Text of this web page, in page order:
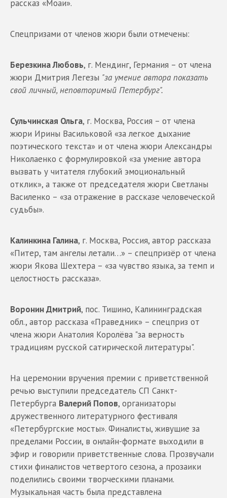
рассказ «Моаи».
Спецпризами от членов жюри были отмечены:
Березкина Любовь, г. Мендинг, Германия – от члена
жюри Дмитрия Легезы "за умение автора показать
свой личный, неповторимый Петербург".
Сульчинская Ольга, г. Москва, Россия – от члена
жюри Ирины Васильковой «за легкое дыхание
поэтического текста» и от члена жюри Александры
Николаенко с формулировкой «за умение автора
вызвать у читателя глубокий эмоциональный
отклик», а также от председателя жюри Светланы
Василенко – «за отражение в рассказе человеческой
судьбы».
Калинкина Галина, г. Москва, Россия, автор рассказа
«Питер, там ангелы летали…» – спецпризёр от члена
жюри Якова Шехтера – «за чувство языка, за темп и
целостность рассказа».
Воронин Дмитрий, пос. Тишино, Калининградская
обл., автор рассказа «Праведник» – спецприз от
члена жюри Анатолия Королёва "за верность
традициям русской сатирической литературы".
На церемонии вручения премии с приветственной
речью выступили председатель СП Санкт-
Петербурга Валерий Попов, организаторы
дружественного литературного фестиваля
«Петербургские мосты». Финалисты, живущие за
пределами России, в онлайн-формате выходили в
эфир и говорили приветственные слова. Прозвучали
стихи финалистов четвертого сезона, а прозаики
поделились своими творческими планами.
Музыкальная часть была представлена